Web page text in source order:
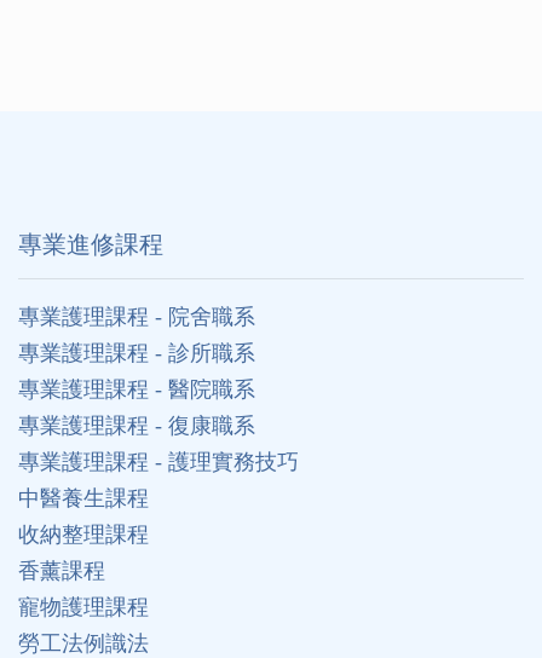
專業進修課程
專業護理課程 - 院舍職系
專業護理課程 - 診所職系
專業護理課程 - 醫院職系
專業護理課程 - 復康職系
專業護理課程 - 護理實務技巧
中醫養生課程
收納整理課程
香薰課程
寵物護理課程
勞工法例識法